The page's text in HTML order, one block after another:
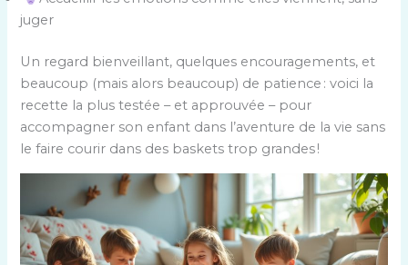
juger
Un regard bienveillant, quelques encouragements, et
beaucoup (mais alors beaucoup) de patience : voici la
recette la plus testée – et approuvée – pour
accompagner son enfant dans l’aventure de la vie sans
le faire courir dans des baskets trop grandes !